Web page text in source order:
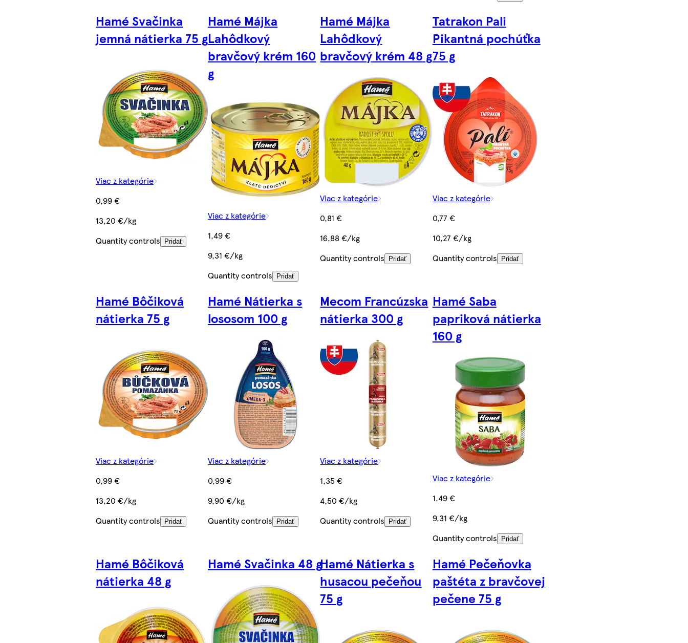
Hamé Svačinka
jemná nátierka 75 g
Viac z kategórie
0,99 €
13,20 €/kg
Quantity controls
Pridať
Hamé Májka
Lahôdkový
bravčový krém 160
g
Viac z kategórie
1,49 €
9,31 €/kg
Quantity controls
Pridať
Hamé Májka
Lahôdkový
bravčový krém 48 g
Viac z kategórie
0,81 €
16,88 €/kg
Quantity controls
Pridať
Tatrakon Pali
Pikantná pochúťka
75 g
Viac z kategórie
0,77 €
10,27 €/kg
Quantity controls
Pridať
Hamé Bôčiková
nátierka 75 g
Viac z kategórie
0,99 €
13,20 €/kg
Quantity controls Pridať
Hamé Nátierka s
lososom 100 g
Viac z kategórie
0,99 €
9,90 €/kg
Quantity controls Pridať
Mecom Francúzska
nátierka 300 g
Viac z kategórie
1,35 €
4,50 €/kg
Quantity controls Pridať
Hamé Saba
papriková nátierka
160 g
Viac z kategórie
1,49 €
9,31 €/kg
Quantity controls
Pridať
Hamé Bôčiková
nátierka 48 g
Hamé Svačinka 48 gHamé Nátierka s
husacou pečeňou
75 g
Hamé Pečeňovka
paštéta z bravčovej
pečene 75 g